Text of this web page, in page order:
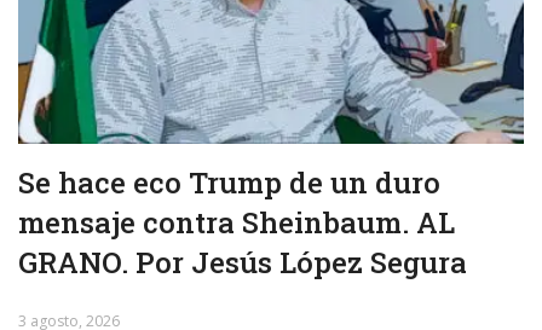
Se hace eco Trump de un duro
mensaje contra Sheinbaum. AL
GRANO. Por Jesús López Segura
3 agosto, 2026